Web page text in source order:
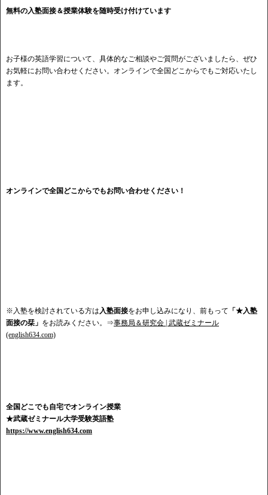
無料の入塾面接＆授業体験を随時受け付けています
お子様の英語学習について、具体的なご相談やご質問がございましたら、ぜひ
お気軽にお問い合わせください。オンラインで全国どこからでもご対応いたし
ます。
オンラインで全国どこからでもお問い合わせください！
※入塾を検討されている方は入塾面接をお申し込みになり、前もって 「★入塾
面接の栞」 をお読みください。⇒事務局＆研究会 | 武蔵ゼミナール
(english634.com)
全国どこでも自宅でオンライン授業
★武蔵ゼミナール大学受験英語塾
https://www.english634.com